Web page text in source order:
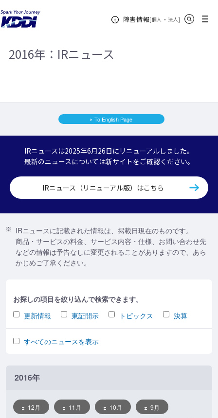
障害情報[個人 ・ 法人新規ウィンドウ
]
メニュー
KDDIホーム
2016年
2016年：IRニュース
To English Page
IRニュースは2025年6月26日にリニューアルしました。
最新のニュースについては新サイトをご確認ください。
IRニュース（リニューアル版）はこちら
IRニュースに記載された情報は、掲載日現在のものです。
商品・サービスの料金、サービス内容・仕様、お問い合わせ先
などの情報は予告なしに変更されることがありますので、あら
かじめご了承ください。
お探しの項目を絞り込んで検索できます。
更新情報
東証開示 トピックス 決算
すべてのニュースを表示
2016年
12月 11月 10月 9月